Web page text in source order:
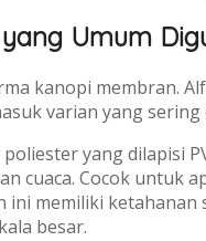
Umum
kanopi membran.
varian yang
poliester yang dilapisi
cuaca. Cocok untuk
ini memiliki
besar.